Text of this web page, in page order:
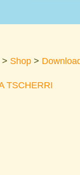
> Shop >